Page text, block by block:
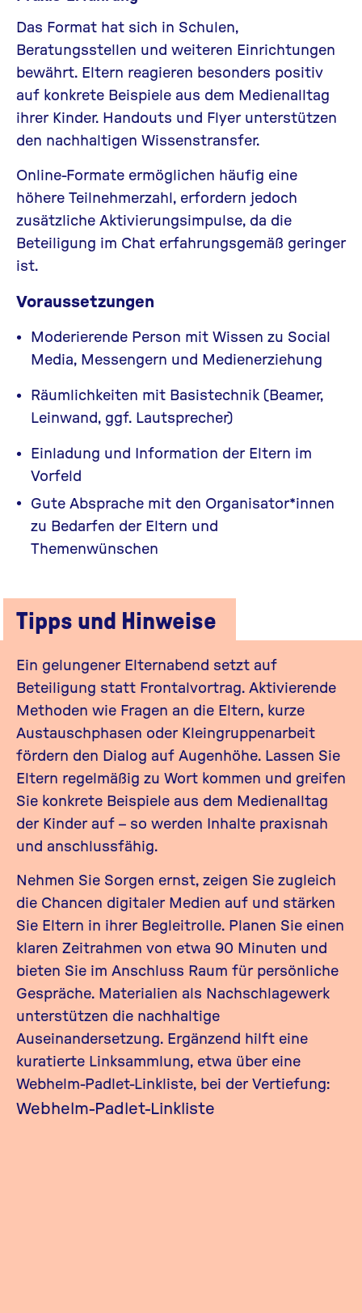
Das Format hat sich in Schulen,
Beratungsstellen und weiteren Einrichtungen
bewährt. Eltern reagieren besonders positiv
auf konkrete Beispiele aus dem Medienalltag
ihrer Kinder. Handouts und Flyer unterstützen
den nachhaltigen Wissenstransfer.
Online-Formate ermöglichen häufig eine
höhere Teilnehmerzahl, erfordern jedoch
zusätzliche Aktivierungsimpulse, da die
Beteiligung im Chat erfahrungsgemäß geringer
ist.
Voraussetzungen
Moderierende Person mit Wissen zu Social
Media, Messengern und Medienerziehung
Räumlichkeiten mit Basistechnik (Beamer,
Leinwand, ggf. Lautsprecher)
Einladung und Information der Eltern im
Vorfeld
Gute Absprache mit den Organisator*innen
zu Bedarfen der Eltern und
Themenwünschen
Tipps und Hinweise
Ein gelungener Elternabend setzt auf
Beteiligung statt Frontalvortrag. Aktivierende
Methoden wie Fragen an die Eltern, kurze
Austauschphasen oder Kleingruppenarbeit
fördern den Dialog auf Augenhöhe. Lassen Sie
Eltern regelmäßig zu Wort kommen und greifen
Sie konkrete Beispiele aus dem Medienalltag
der Kinder auf – so werden Inhalte praxisnah
und anschlussfähig.
Nehmen Sie Sorgen ernst, zeigen Sie zugleich
die Chancen digitaler Medien auf und stärken
Sie Eltern in ihrer Begleitrolle. Planen Sie einen
klaren Zeitrahmen von etwa 90 Minuten und
bieten Sie im Anschluss Raum für persönliche
Gespräche. Materialien als Nachschlagewerk
unterstützen die nachhaltige
Auseinandersetzung. Ergänzend hilft eine
kuratierte Linksammlung, etwa über eine
Webhelm-Padlet-Linkliste, bei der Vertiefung:
Webhelm-Padlet-Linkliste